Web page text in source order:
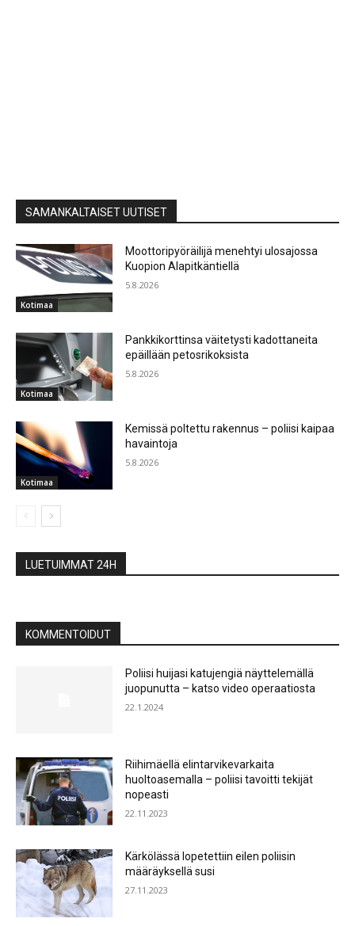
SAMANKALTAISET UUTISET
Kotimaa
Moottoripyöräilijä menehtyi ulosajossa
Kuopion Alapitkäntiellä
5.8.2026
Kotimaa
Pankkikorttinsa väitetysti kadottaneita
epäillään petosrikoksista
5.8.2026
Kotimaa
Kemissä poltettu rakennus – poliisi kaipaa
havaintoja
5.8.2026
LUETUIMMAT 24H
KOMMENTOIDUT
Poliisi huijasi katujengiä näyttelemällä
juopunutta – katso video operaatiosta
22.1.2024
Riihimäellä elintarvikevarkaita
huoltoasemalla – poliisi tavoitti tekijät
nopeasti
22.11.2023
Kärkölässä lopetettiin eilen poliisin
määräyksellä susi
27.11.2023